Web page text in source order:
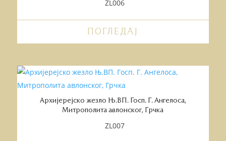
ZL006
ПОГЛЕДАЈ
Архијерејско жезло Њ.ВП. Госп. Г. Ангелоса,
Митрополита авлонског, Грчка
ZL007